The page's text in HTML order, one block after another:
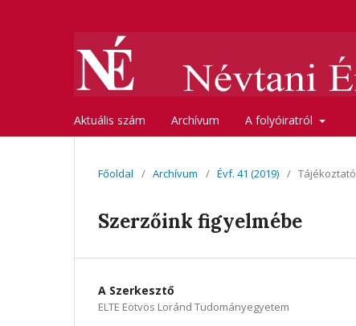
Aktuális szám Archívum A folyóiratról
Főoldal / Archívum / Évf. 41 (2019) / Tájékoztató
Szerzőink figyelmébe
A Szerkesztő
ELTE Eötvös Loránd Tudományegyetem